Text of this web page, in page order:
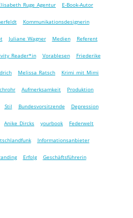
Ruge Agentur E-Book-Autor
Kommunikationsdesignerin
Juliane Wagner Medien Referent
Reader*in Vorablesen Friederike
Melissa Ratsch Krimi mit Mimi
Aufmerksamkeit Produktion
Stil Bundesvorsitzende Depression
Anike Dircks yourbook Federwelt
Informationsanbieter
Erfolg Geschäftsführerin